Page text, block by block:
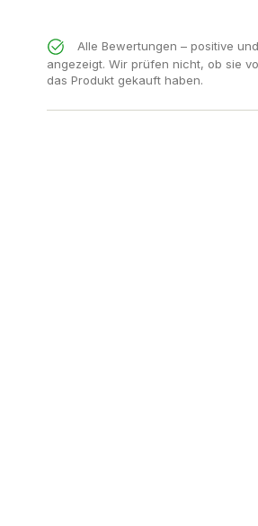
Alle Bewertungen – positive
angezeigt. Wir prüfen nicht, ob sie
das Produkt gekauft haben.